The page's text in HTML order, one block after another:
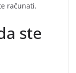
računati.
ste